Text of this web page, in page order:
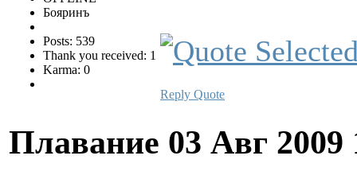
Бояринъ
Posts: 539
Thank you received: 1
Karma: 0
Reply Quote
Плавание 03 Авг